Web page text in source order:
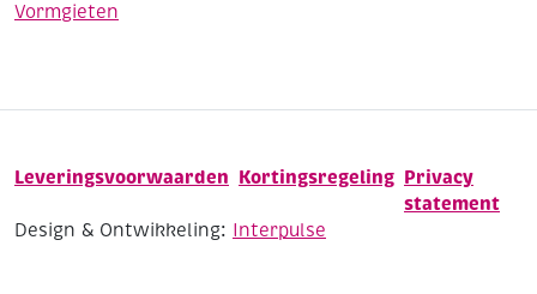
Vormgieten
Leveringsvoorwaarden Kortingsregeling Privacy
statement
Design & Ontwikkeling: Interpulse